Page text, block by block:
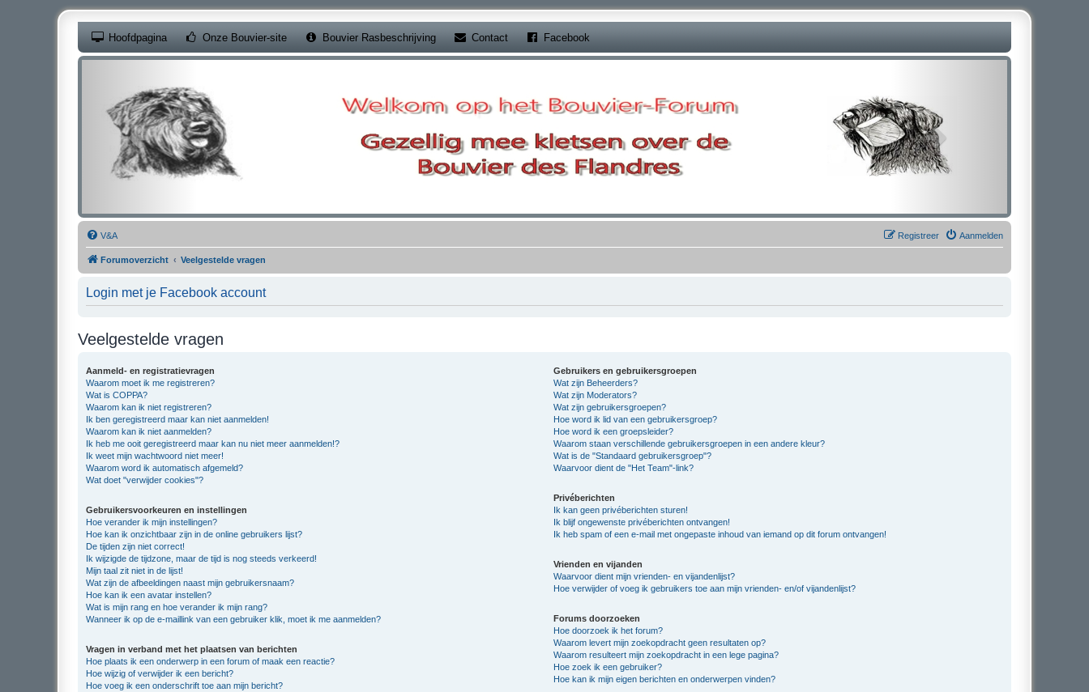
Hoofdpagina Onze Bouvier-site(Opens a new tab)
Bouvier Rasbeschrijving Contact(Opens a new tab)
Facebook
V&A Aanmelden
Registreer
Forumoverzicht Veelgestelde vragen
Login met je Facebook account
Veelgestelde vragen
Aanmeld- en registratievragen
Waarom moet ik me registreren?
Wat is COPPA?
Waarom kan ik niet registreren?
Ik ben geregistreerd maar kan niet aanmelden!
Waarom kan ik niet aanmelden?
Ik heb me ooit geregistreerd maar kan nu niet meer aanmelden!?
Ik weet mijn wachtwoord niet meer!
Waarom word ik automatisch afgemeld?
Wat doet "verwijder cookies"?
Gebruikersvoorkeuren en instellingen
Hoe verander ik mijn instellingen?
Hoe kan ik onzichtbaar zijn in de online gebruikers lijst?
De tijden zijn niet correct!
Ik wijzigde de tijdzone, maar de tijd is nog steeds verkeerd!
Mijn taal zit niet in de lijst!
Wat zijn de afbeeldingen naast mijn gebruikersnaam?
Hoe kan ik een avatar instellen?
Wat is mijn rang en hoe verander ik mijn rang?
Wanneer ik op de e-maillink van een gebruiker klik, moet ik me aanmelden?
Vragen in verband met het plaatsen van berichten
Hoe plaats ik een onderwerp in een forum of maak een reactie?
Hoe wijzig of verwijder ik een bericht?
Hoe voeg ik een onderschrift toe aan mijn bericht?
Gebruikers en gebruikersgroepen
Wat zijn Beheerders?
Wat zijn Moderators?
Wat zijn gebruikersgroepen?
Hoe word ik lid van een gebruikersgroep?
Hoe word ik een groepsleider?
Waarom staan verschillende gebruikersgroepen in een andere kleur?
Wat is de "Standaard gebruikersgroep"?
Waarvoor dient de "Het Team"-link?
Privéberichten
Ik kan geen privéberichten sturen!
Ik blijf ongewenste privéberichten ontvangen!
Ik heb spam of een e-mail met ongepaste inhoud van iemand op dit forum ontvangen!
Vrienden en vijanden
Waarvoor dient mijn vrienden- en vijandenlijst?
Hoe verwijder of voeg ik gebruikers toe aan mijn vrienden- en/of vijandenlijst?
Forums doorzoeken
Hoe doorzoek ik het forum?
Waarom levert mijn zoekopdracht geen resultaten op?
Waarom resulteert mijn zoekopdracht in een lege pagina?
Hoe zoek ik een gebruiker?
Hoe kan ik mijn eigen berichten en onderwerpen vinden?